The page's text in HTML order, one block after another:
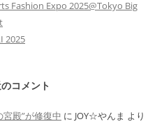
Fashion Expo 2025@Tokyo Big
2025
コメント
宮殿”が修復中 に JOY☆やんま より